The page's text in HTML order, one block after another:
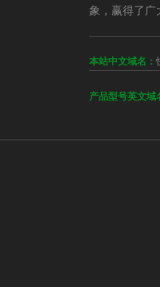
象，赢得了广
本站中文域名：
产品型号英文域